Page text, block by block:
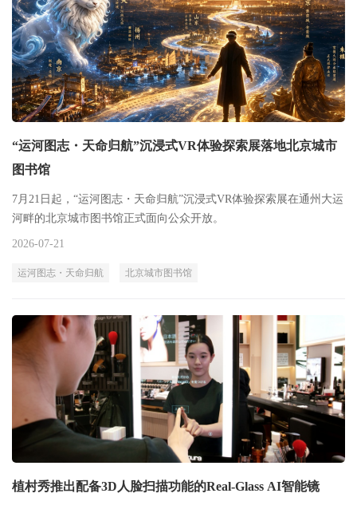
“运河图志・天命归航”沉浸式VR体验探索展落地北京城市
图书馆
7月21日起，“运河图志・天命归航”沉浸式VR体验探索展在通州大运
河畔的北京城市图书馆正式面向公众开放。
2026-07-21
运河图志・天命归航 北京城市图书馆
植村秀推出配备3D人脸扫描功能的Real-Glass AI智能镜